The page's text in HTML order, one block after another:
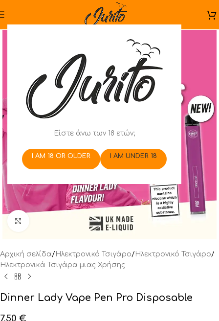
Είστε άνω των 18 ετών;
I AM 18 OR OLDER I AM UNDER 18
Αρχική σελίδα/ Ηλεκτρονικό Τσιγάρο/ Ηλεκτρονικό Τσιγάρο/
Ηλεκτρονικά Τσιγάρα μιας Χρήσης
Dinner Lady Vape Pen Pro Disposable
7,50 €